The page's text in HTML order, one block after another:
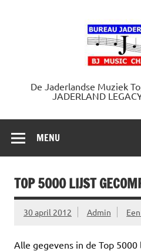
De Jaderlandse Muziek
JADERLAND
MENU
TOP 5000 LIJST
30 april 2012 Admin
Alle gegevens in de Top